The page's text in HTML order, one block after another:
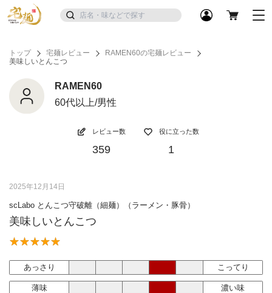
トップ 宅麺レビュー
RAMEN60の宅麺レビュー
美味しいとんこつ
RAMEN60
60代以上/男性
レビュー数
359
役に立った数
1
2025年12月14日
scLabo とんこつ守破離（細麺）（ラーメン・豚骨）
美味しいとんこつ
あっさり こってり
薄味 濃い味